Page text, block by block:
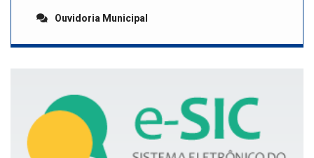
Ouvidoria Municipal